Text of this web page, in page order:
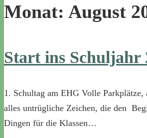
Monat: August
Start ins Schuljahr
1. Schultag am EHG Volle
alles untrügliche Zeichen, die den
Dingen für die Klassen…